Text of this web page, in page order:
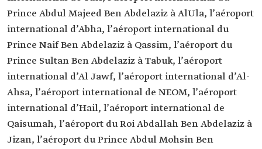
Prince Abdul Majeed Ben Abdelaziz à AlUla, l’aéroport
international d’Abha, l’aéroport international du
Prince Naif Ben Abdelaziz à Qassim, l’aéroport du
Prince Sultan Ben Abdelaziz à Tabuk, l’aéroport
international d’Al Jawf, l’aéroport international d’Al-
Ahsa, l’aéroport international de NEOM, l’aéroport
international d’Hail, l’aéroport international de
Qaisumah, l’aéroport du Roi Abdallah Ben Abdelaziz à
Jizan, l’aéroport du Prince Abdul Mohsin Ben